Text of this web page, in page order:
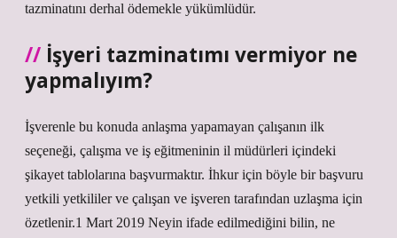
tazminatını derhal ödemekle yükümlüdür.
İşyeri tazminatımı vermiyor ne
yapmalıyım?
İşverenle bu konuda anlaşma yapamayan çalışanın ilk
seçeneği, çalışma ve iş eğitmeninin il müdürleri içindeki
şikayet tablolarına başvurmaktır. İhkur için böyle bir başvuru
yetkili yetkililer ve çalışan ve işveren tarafından uzlaşma için
özetlenir.1 Mart 2019 Neyin ifade edilmediğini bilin, ne